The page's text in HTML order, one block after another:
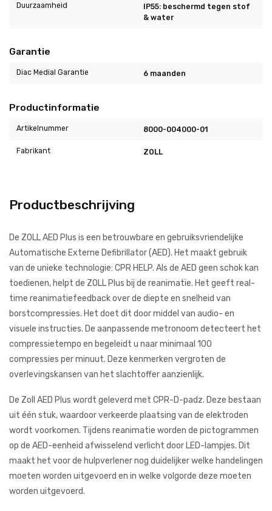
Duurzaamheid
IP55: beschermd tegen stof
& water
Garantie
Diac Medial Garantie 6 maanden
Productinformatie
Artikelnummer 8000-004000-01
Fabrikant ZOLL
Productbeschrijving
De ZOLL AED Plus is een betrouwbare en gebruiksvriendelijke
Automatische Externe Defibrillator (AED). Het maakt gebruik
van de unieke technologie: CPR HELP. Als de AED geen schok kan
toedienen, helpt de ZOLL Plus bij de reanimatie. Het geeft real-
time reanimatiefeedback over de diepte en snelheid van
borstcompressies. Het doet dit door middel van audio- en
visuele instructies. De aanpassende metronoom detecteert het
compressietempo en begeleidt u naar minimaal 100
compressies per minuut. Deze kenmerken vergroten de
overlevingskansen van het slachtoffer aanzienlijk.
De Zoll AED Plus wordt geleverd met CPR-D-padz. Deze bestaan ​​
uit één stuk, waardoor verkeerde plaatsing van de elektroden
wordt voorkomen. Tijdens reanimatie worden de pictogrammen
op de AED-eenheid afwisselend verlicht door LED-lampjes. Dit
maakt het voor de hulpverlener nog duidelijker welke handelingen
moeten worden uitgevoerd en in welke volgorde deze moeten
worden uitgevoerd.